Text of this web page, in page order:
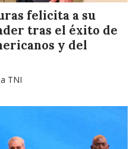
felicita a su
tras el éxito de
y del
TNI